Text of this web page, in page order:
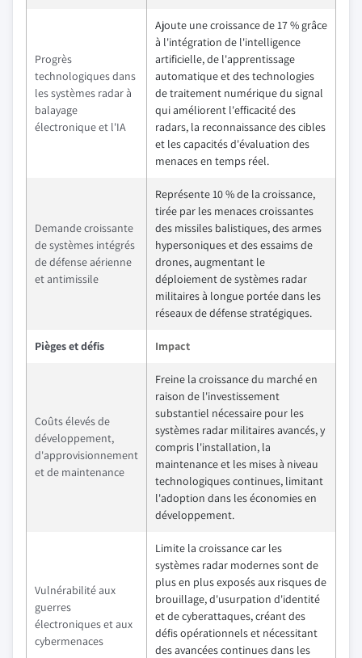
Progrès
technologiques dans
les systèmes radar à
balayage
électronique et l'IA
Ajoute une croissance de 17 % grâce
à l'intégration de l'intelligence
artificielle, de l'apprentissage
automatique et des technologies
de traitement numérique du signal
qui améliorent l'efficacité des
radars, la reconnaissance des cibles
et les capacités d'évaluation des
menaces en temps réel.
Demande croissante
de systèmes intégrés
de défense aérienne
et antimissile
Représente 10 % de la croissance,
tirée par les menaces croissantes
des missiles balistiques, des armes
hypersoniques et des essaims de
drones, augmentant le
déploiement de systèmes radar
militaires à longue portée dans les
réseaux de défense stratégiques.
Pièges et défis Impact
Coûts élevés de
développement,
d'approvisionnement
et de maintenance
Freine la croissance du marché en
raison de l'investissement
substantiel nécessaire pour les
systèmes radar militaires avancés, y
compris l'installation, la
maintenance et les mises à niveau
technologiques continues, limitant
l'adoption dans les économies en
développement.
Vulnérabilité aux
guerres
électroniques et aux
cybermenaces
Limite la croissance car les
systèmes radar modernes sont de
plus en plus exposés aux risques de
brouillage, d'usurpation d'identité
et de cyberattaques, créant des
défis opérationnels et nécessitant
des avancées continues dans les